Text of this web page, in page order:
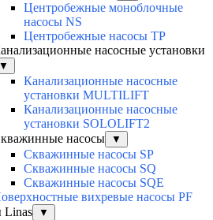
Центробежные моноблочные
насосы NS
Центробежные насосы TP
насосные установки
▼
Канализационные насосные
установки MULTILIFT
Канализационные насосные
установки SOLOLIFT2
насосы
▼
Скважинные насосы SP
Скважинные насосы SQ
Скважинные насосы SQE
вихревые насосы PF
Linas
▼